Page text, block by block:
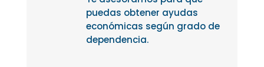
puedas obtener ayudas
económicas según grado de
dependencia.